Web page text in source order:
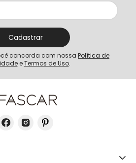
Cadastrar
concorda com nossa Política de
e Termos de Uso.